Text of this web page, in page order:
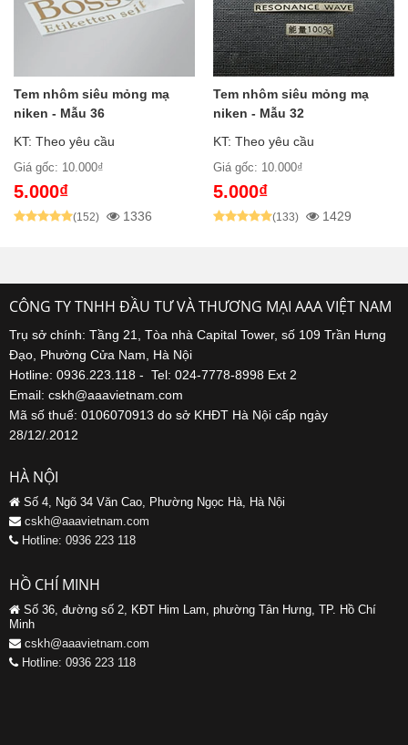
Tem nhôm siêu mỏng mạ
niken - Mẫu 36
KT: Theo yêu cầu
Giá gốc: 10.000₫
5.000₫
(152) 1336
Tem nhôm siêu mỏng mạ
niken - Mẫu 32
KT: Theo yêu cầu
Giá gốc: 10.000₫
5.000₫
(133) 1429
CÔNG TY TNHH ĐẦU TƯ VÀ THƯƠNG MẠI AAA VIỆT NAM
Trụ sở chính: Tầng 21, Tòa nhà Capital Tower, số 109 Trần Hưng
Đạo, Phường Cửa Nam, Hà Nội
Hotline: 0936.223.118 - Tel: 024-7778-8998 Ext 2
Email: cskh@aaavietnam.com
Mã số thuế: 0106070913 do sở KHĐT Hà Nội cấp ngày
28/12/.2012
HÀ NỘI
Số 4, Ngõ 34 Văn Cao, Phường Ngọc Hà, Hà Nội
cskh@aaavietnam.com
Hotline: 0936 223 118
HỒ CHÍ MINH
Số 36, đường số 2, KĐT Him Lam, phường Tân Hưng, TP. Hồ Chí
Minh
cskh@aaavietnam.com
Hotline: 0936 223 118